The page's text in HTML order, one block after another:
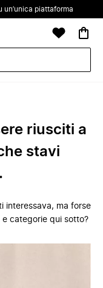
un’unica piattaforma
riusciti a
stavi
interessava, ma forse
categorie qui sotto?